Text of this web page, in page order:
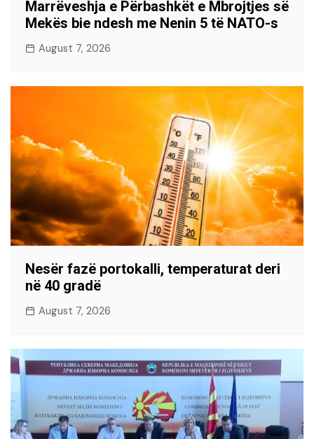
Marrëveshja e Përbashkët e Mbrojtjes së
Mekës bie ndesh me Nenin 5 të NATO-s
August 7, 2026
Nesër fazë portokalli, temperaturat deri
në 40 gradë
August 7, 2026